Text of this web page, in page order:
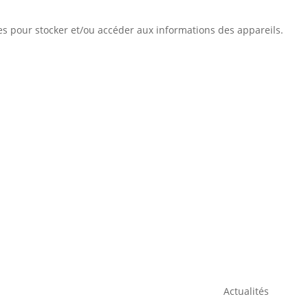
pour stocker et/ou accéder aux informations des appareils.
Actualités